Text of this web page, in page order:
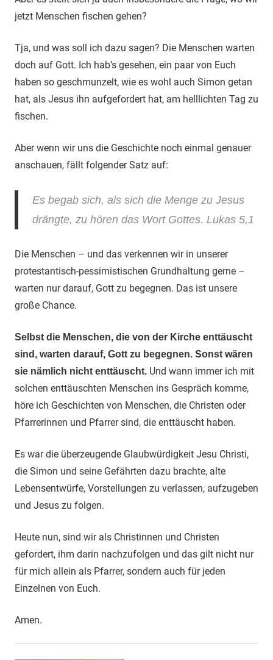
jetzt Menschen fischen gehen?
Tja, und was soll ich dazu sagen? Die Menschen warten
doch auf Gott. Ich hab’s gesehen, ein paar von Euch
haben so geschmunzelt, wie es wohl auch Simon getan
hat, als Jesus ihn aufgefordert hat, am helllichten Tag zu
fischen.
Aber wenn wir uns die Geschichte noch einmal genauer
anschauen, fällt folgender Satz auf:
Es begab sich, als sich die Menge zu Jesus
drängte, zu hören das Wort Gottes. Lukas 5,1
Die Menschen – und das verkennen wir in unserer
protestantisch-pessimistischen Grundhaltung gerne –
warten nur darauf, Gott zu begegnen. Das ist unsere
große Chance.
Selbst die Menschen, die von der Kirche enttäuscht
sind, warten darauf, Gott zu begegnen. Sonst wären
sie nämlich nicht enttäuscht. Und wann immer ich mit
solchen enttäuschten Menschen ins Gespräch komme,
höre ich Geschichten von Menschen, die Christen oder
Pfarrerinnen und Pfarrer sind, die enttäuscht haben.
Es war die überzeugende Glaubwürdigkeit Jesu Christi,
die Simon und seine Gefährten dazu brachte, alte
Lebensentwürfe, Vorstellungen zu verlassen, aufzugeben
und Jesus zu folgen.
Heute nun, sind wir als Christinnen und Christen
gefordert, ihm darin nachzufolgen und das gilt nicht nur
für mich allein als Pfarrer, sondern auch für jeden
Einzelnen von Euch.
Amen.